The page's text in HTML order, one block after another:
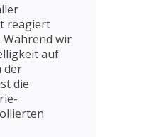
reagiert
wir
auf
der
die